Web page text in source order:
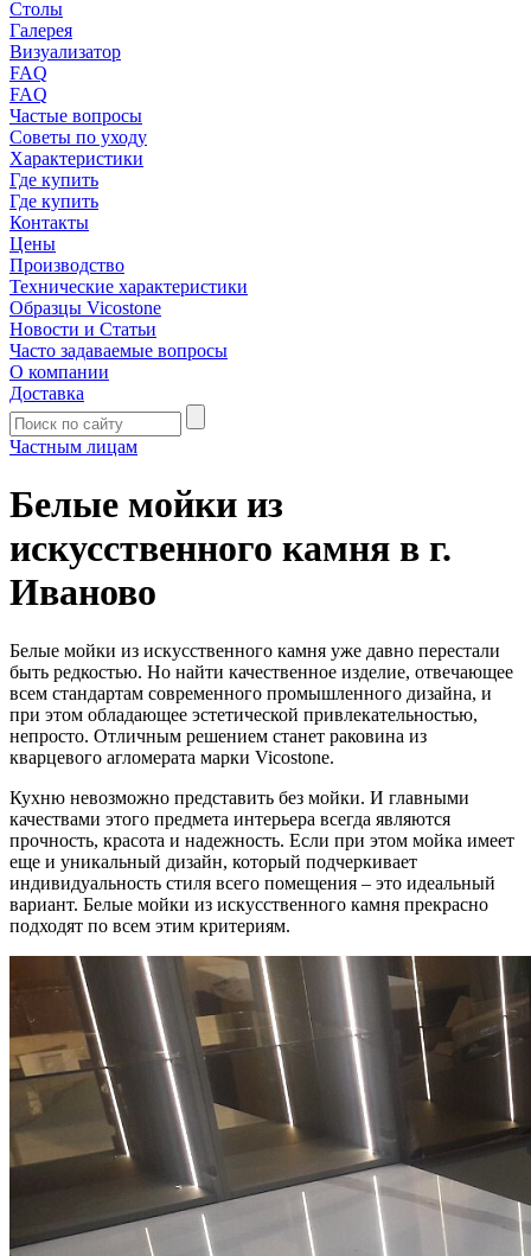
Столы
Галерея
Визуализатор
FAQ
FAQ
Частые вопросы
Советы по уходу
Характеристики
Где купить
Где купить
Контакты
Цены
Производство
Технические характеристики
Образцы Vicostone
Новости и Статьи
Часто задаваемые вопросы
О компании
Доставка
Частным лицам
Белые мойки из
искусственного камня в г.
Иваново
Белые мойки из искусственного камня уже давно перестали
быть редкостью. Но найти качественное изделие, отвечающее
всем стандартам современного промышленного дизайна, и
при этом обладающее эстетической привлекательностью,
непросто. Отличным решением станет раковина из
кварцевого агломерата марки Vicostone.
Кухню невозможно представить без мойки. И главными
качествами этого предмета интерьера всегда являются
прочность, красота и надежность. Если при этом мойка имеет
еще и уникальный дизайн, который подчеркивает
индивидуальность стиля всего помещения – это идеальный
вариант. Белые мойки из искусственного камня прекрасно
подходят по всем этим критериям.